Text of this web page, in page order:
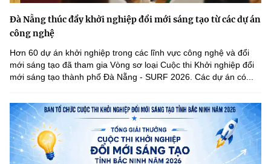
Đà Nẵng thúc đẩy khởi nghiệp đổi mới sáng tạo từ các dự án
công nghệ
Hơn 60 dự án khởi nghiệp trong các lĩnh vực công nghệ và đổi
mới sáng tạo đã tham gia Vòng sơ loại Cuộc thi Khởi nghiệp đổi
mới sáng tạo thành phố Đà Nẵng - SURF 2026. Các dự án có...